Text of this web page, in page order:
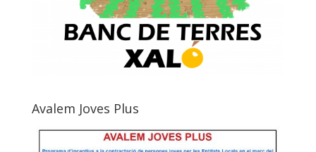
Avalem Joves Plus